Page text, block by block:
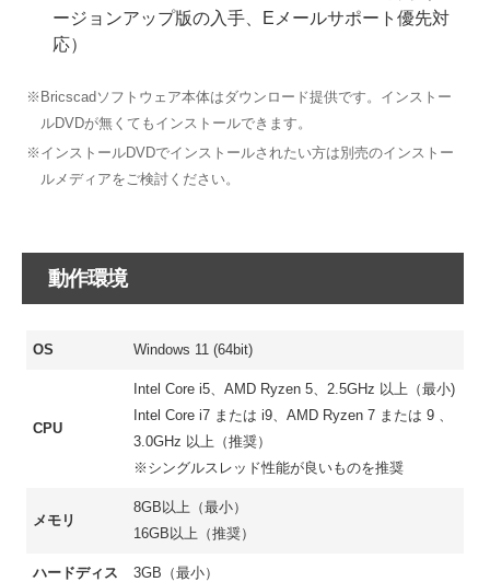
ージョンアップ版の入手、Eメールサポート優先対
応）
※Bricscadソフトウェア本体はダウンロード提供です。インストー
ルDVDが無くてもインストールできます。
※インストールDVDでインストールされたい方は別売のインストー
ルメディアをご検討ください。
動作環境
OS Windows 11 (64bit)
CPU
Intel Core i5、AMD Ryzen 5、2.5GHz 以上（最小)
Intel Core i7 または i9、AMD Ryzen 7 または 9 、
3.0GHz 以上（推奨）
※シングルスレッド性能が良いものを推奨
メモリ
8GB以上（最小）
16GB以上（推奨）
ハードディス
3GB（最小）